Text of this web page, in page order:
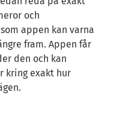
och
appen kan varna
fram. Appen får
den och kan
kring exakt hur